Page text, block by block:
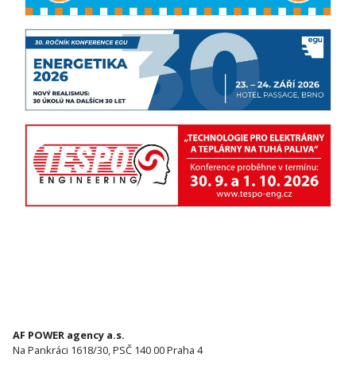
AF POWER agency a.s.
Na Pankráci 1618/30, PSČ 140 00 Praha 4